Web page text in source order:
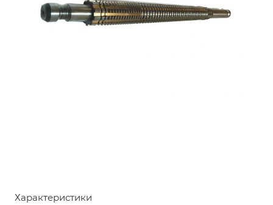
Характеристики